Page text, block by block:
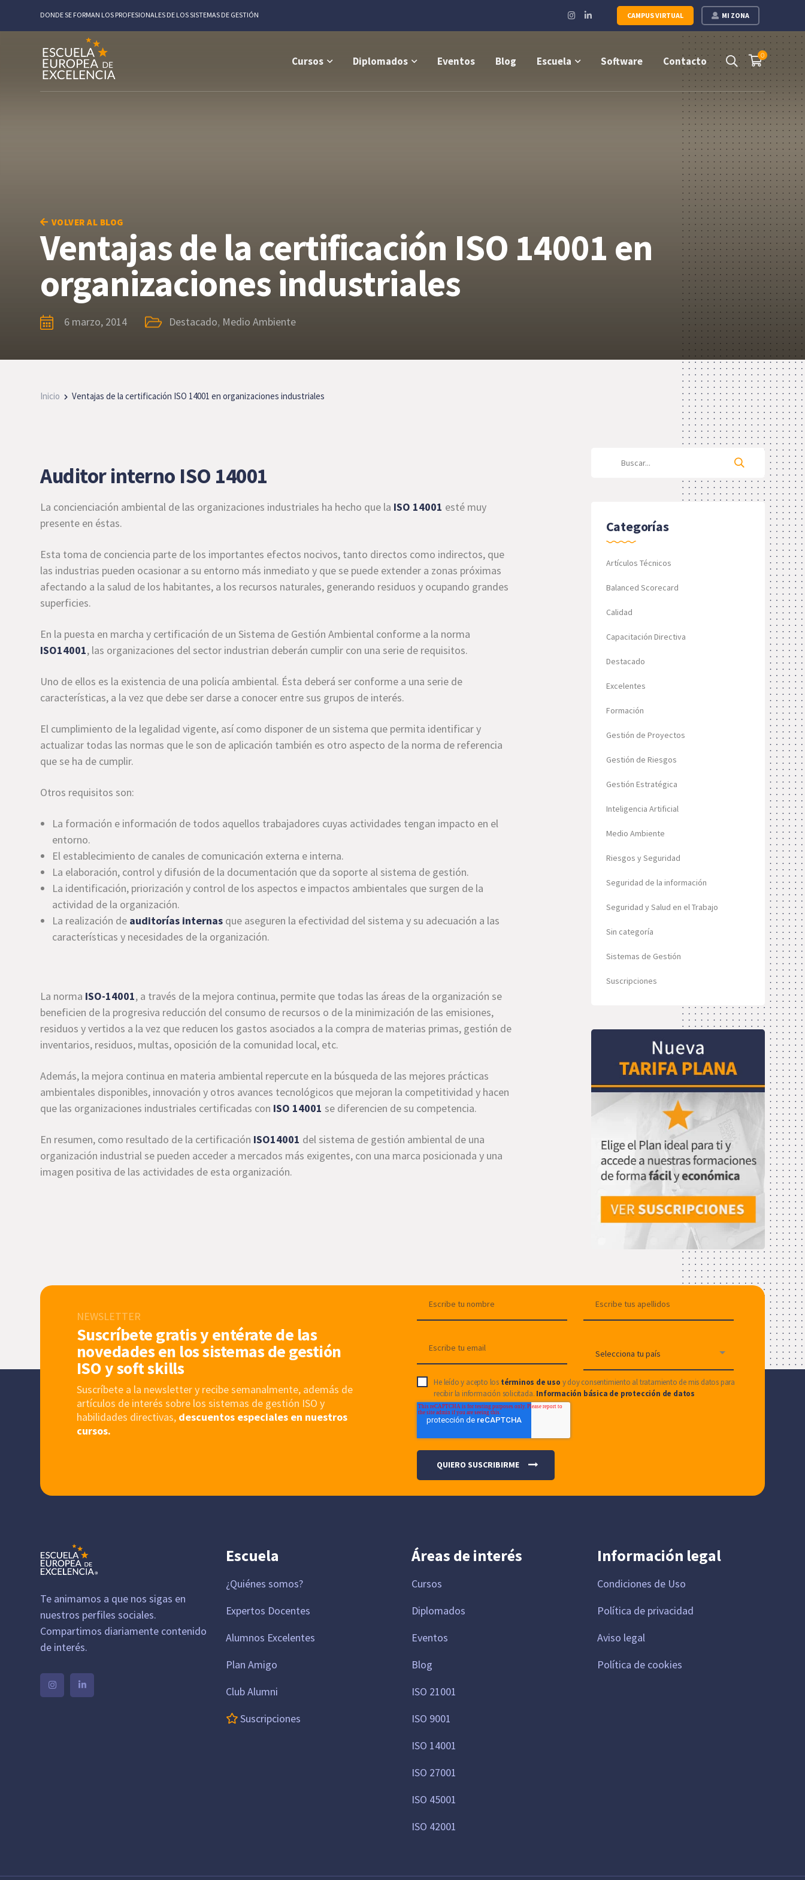
MI ZONA
CAMPUS VIRTUAL
DONDE SE FORMAN LOS PROFESIONALES DE LOS SISTEMAS DE GESTIÓN
Instagram
Profile
LinkedIn
Profile
0
Cursos Diplomados Eventos Blog Escuela Software Contacto
VOLVER AL BLOG
Ventajas de la certificación ISO 14001 en
organizaciones industriales
6 marzo, 2014 Destacado, Medio Ambiente
Inicio Ventajas de la certificación ISO 14001 en organizaciones industriales
Auditor interno ISO 14001
La concienciación ambiental de las organizaciones industriales ha hecho que la ISO 14001 esté muy
presente en éstas.
Esta toma de conciencia parte de los importantes efectos nocivos, tanto directos como indirectos, que
las industrias pueden ocasionar a su entorno más inmediato y que se puede extender a zonas próximas
afectando a la salud de los habitantes, a los recursos naturales, generando residuos y ocupando grandes
superficies.
En la puesta en marcha y certificación de un Sistema de Gestión Ambiental conforme a la norma
ISO14001, las organizaciones del sector industrian deberán cumplir con una serie de requisitos.
Uno de ellos es la existencia de una policía ambiental. Ésta deberá ser conforme a una serie de
características, a la vez que debe ser darse a conocer entre sus grupos de interés.
El cumplimiento de la legalidad vigente, así como disponer de un sistema que permita identificar y
actualizar todas las normas que le son de aplicación también es otro aspecto de la norma de referencia
que se ha de cumplir.
Otros requisitos son:
La formación e información de todos aquellos trabajadores cuyas actividades tengan impacto en el
entorno.
El establecimiento de canales de comunicación externa e interna.
La elaboración, control y difusión de la documentación que da soporte al sistema de gestión.
La identificación, priorización y control de los aspectos e impactos ambientales que surgen de la
actividad de la organización.
La realización de auditorías internas que aseguren la efectividad del sistema y su adecuación a las
características y necesidades de la organización.
La norma ISO-14001, a través de la mejora continua, permite que todas las áreas de la organización se
beneficien de la progresiva reducción del consumo de recursos o de la minimización de las emisiones,
residuos y vertidos a la vez que reducen los gastos asociados a la compra de materias primas, gestión de
inventarios, residuos, multas, oposición de la comunidad local, etc.
Además, la mejora continua en materia ambiental repercute en la búsqueda de las mejores prácticas
ambientales disponibles, innovación y otros avances tecnológicos que mejoran la competitividad y hacen
que las organizaciones industriales certificadas con ISO 14001 se diferencien de su competencia.
En resumen, como resultado de la certificación ISO14001 del sistema de gestión ambiental de una
organización industrial se pueden acceder a mercados más exigentes, con una marca posicionada y una
imagen positiva de las actividades de esta organización.
Categorías
Artículos Técnicos
Balanced Scorecard
Calidad
Capacitación Directiva
Destacado
Excelentes
Formación
Gestión de Proyectos
Gestión de Riesgos
Gestión Estratégica
Inteligencia Artificial
Medio Ambiente
Riesgos y Seguridad
Seguridad de la información
Seguridad y Salud en el Trabajo
Sin categoría
Sistemas de Gestión
Suscripciones
NEWSLETTER
Suscríbete gratis y entérate de las
novedades en los sistemas de gestión
ISO y soft skills
Suscríbete a la newsletter y recibe semanalmente, además de
artículos de interés sobre los sistemas de gestión ISO y
habilidades directivas, descuentos especiales en nuestros
cursos.
He leído y acepto los términos de uso y doy consentimiento al tratamiento de mis datos para
recibir la información solicitada. Información básica de protección de datos
Te animamos a que nos sigas en
nuestros perfiles sociales.
Compartimos diariamente contenido
de interés.
Escuela
¿Quiénes somos?
Expertos Docentes
Alumnos Excelentes
Plan Amigo
Club Alumni
Suscripciones
Áreas de interés
Cursos
Diplomados
Eventos
Blog
ISO 21001
ISO 9001
ISO 14001
ISO 27001
ISO 45001
ISO 42001
Información legal
Condiciones de Uso
Política de privacidad
Aviso legal
Política de cookies